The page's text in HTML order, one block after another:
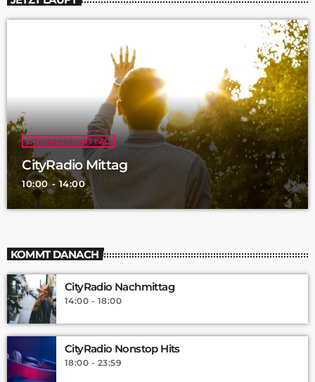
CITYRADIO MITTAG
CityRadio Mittag
10:00 - 14:00
KOMMT DANACH
CityRadio Nachmittag
14:00 - 18:00
CityRadio Nonstop Hits
18:00 - 23:59